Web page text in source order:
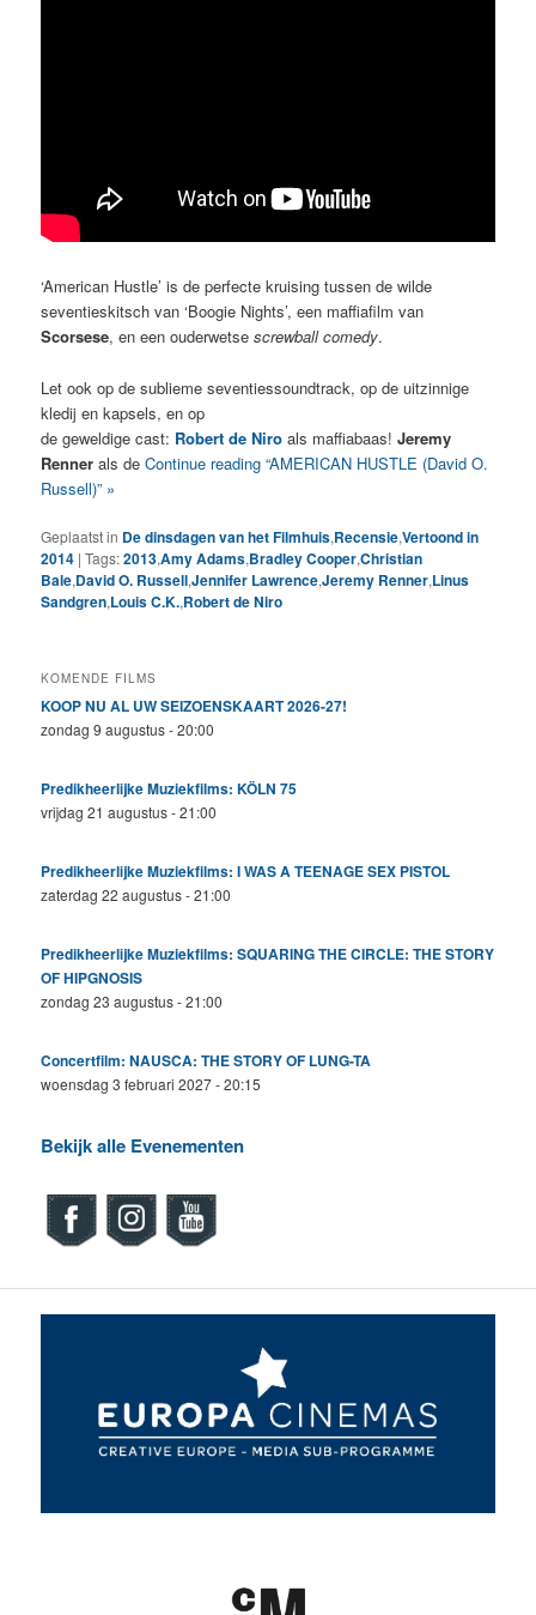
‘American Hustle’ is de perfecte kruising tussen de wilde
seventieskitsch van ‘Boogie Nights’, een maffiafilm van
Scorsese, en een ouderwetsescrewball comedy.
Let ook op de sublieme seventiessoundtrack, op de uitzinnige
kledij en kapsels, en op
de geweldige cast: Robert de Niro als maffiabaas!Jeremy
Renner als deContinue reading “AMERICAN HUSTLE (David O.
Russell)” »
Geplaatst in De dinsdagen van het Filmhuis,Recensie,Vertoond in
2014 |Tags:2013,Amy Adams,Bradley Cooper,Christian
Bale,David O. Russell,Jennifer Lawrence,Jeremy Renner,Linus
Sandgren,Louis C.K.,Robert de Niro
KOMENDE FILMS
KOOP NU AL UW SEIZOENSKAART 2026-27!
zondag 9 augustus - 20:00
Predikheerlijke Muziekfilms: KÖLN 75
vrijdag 21 augustus - 21:00
Predikheerlijke Muziekfilms: I WAS A TEENAGE SEX PISTOL
zaterdag 22 augustus - 21:00
Predikheerlijke Muziekfilms: SQUARING THE CIRCLE: THE STORY
OF HIPGNOSIS
zondag 23 augustus - 21:00
Concertfilm: NAUSCA: THE STORY OF LUNG-TA
woensdag 3 februari 2027 - 20:15
Bekijk alle Evenementen